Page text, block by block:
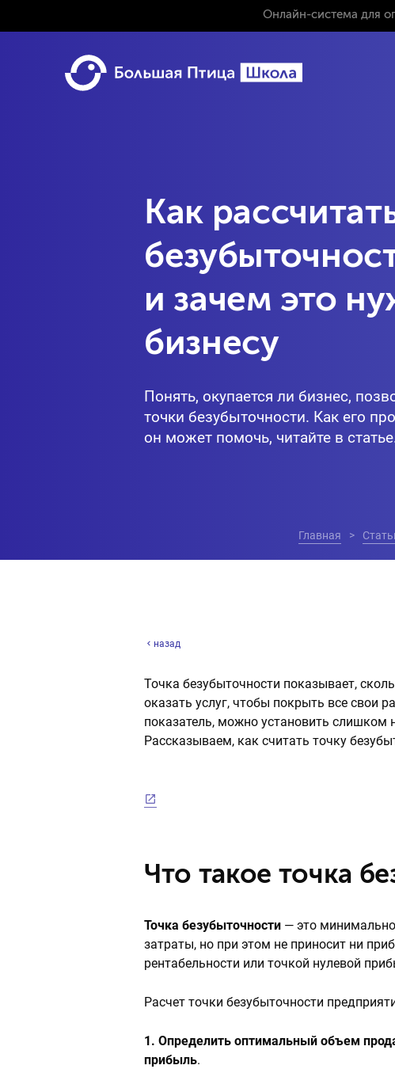
Онлайн-система для
Как
и зачем это
бизнесу
Понять, окупается ли бизнес,
точки безубыточности. Как его
он может помочь, читайте в
Главная
назад
Точка безубыточности показывает,
оказать услуг, чтобы покрыть все свои
показатель, можно установить
Рассказываем, как считать точку
Что такое точка
Точка безубыточности — это
затраты, но при этом не приносит ни
рентабельности или точкой нулевой
Расчет точки безубыточности
1. Определить оптимальный объем
прибыль.